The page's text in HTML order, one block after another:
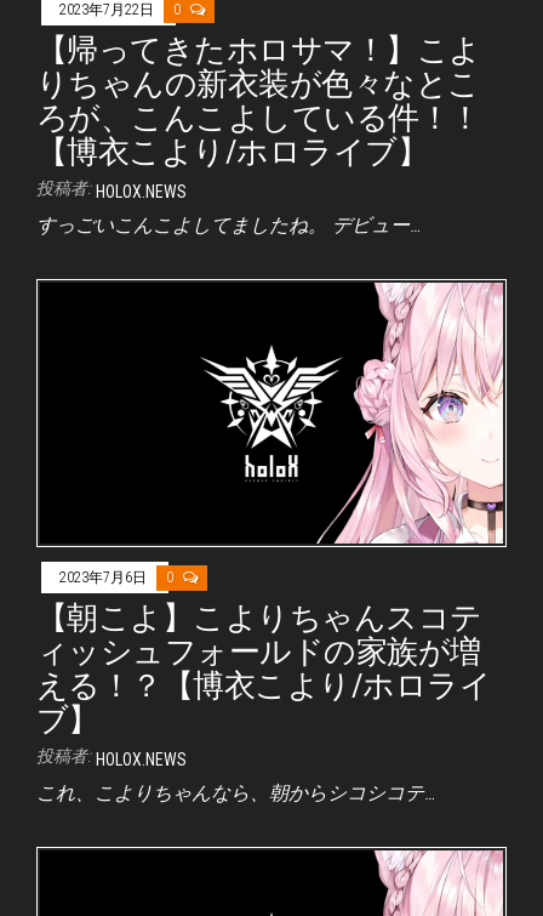
2023年7月22日 0
【帰ってきたホロサマ！】こよ
りちゃんの新衣装が色々なとこ
ろが、こんこよしている件！！
【博衣こより/ホロライブ】
投稿者: HOLOX.NEWS
すっごいこんこよしてましたね。 デビュー…
2023年7月6日 0
【朝こよ】こよりちゃんスコテ
ィッシュフォールドの家族が増
える！？【博衣こより/ホロライ
ブ】
投稿者: HOLOX.NEWS
これ、こよりちゃんなら、朝からシコシコテ…